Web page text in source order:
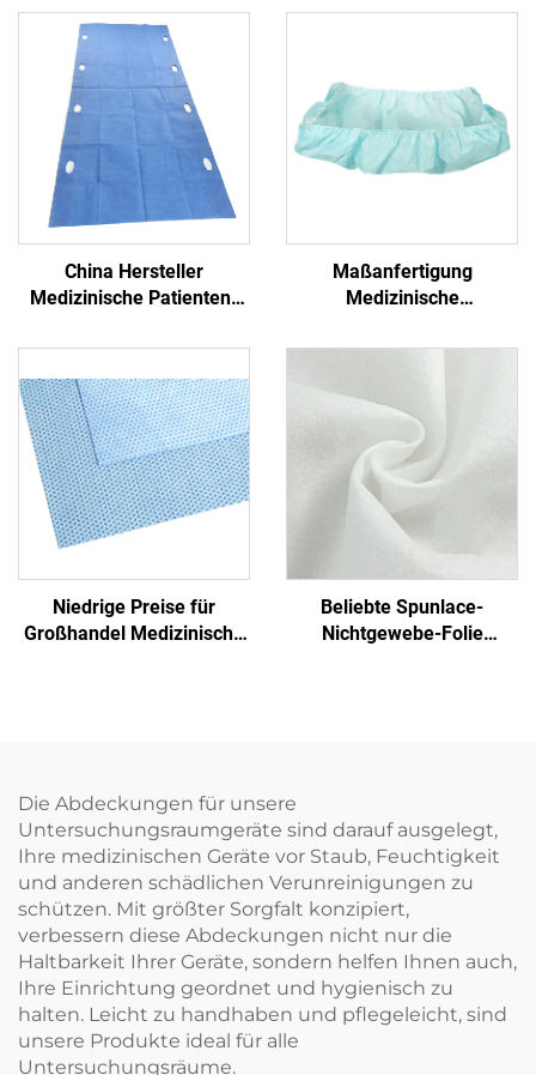
China Hersteller
Medizinische Patienten-
Transfer-Blatt mit Griff
Maßanfertigung
Medizinische
PP+PE Einmalbetttücher
Einmalblaues
Krankenhaus
Einmalbetttuch
Niedrige Preise für
Großhandel Medizinische
Beliebte Spunlace-
Nichtgewebe-Folie
Die Abdeckungen für unsere
Untersuchungsraumgeräte sind darauf ausgelegt,
Ihre medizinischen Geräte vor Staub, Feuchtigkeit
und anderen schädlichen Verunreinigungen zu
schützen. Mit größter Sorgfalt konzipiert,
verbessern diese Abdeckungen nicht nur die
Haltbarkeit Ihrer Geräte, sondern helfen Ihnen auch,
Ihre Einrichtung geordnet und hygienisch zu
halten. Leicht zu handhaben und pflegeleicht, sind
unsere Produkte ideal für alle
Untersuchungsräume.